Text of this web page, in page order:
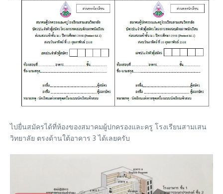
ไปยื่นสมัครได้ที่ห้องของสมาคมผู้ปกครองและครู โรงเรียนสามเสน
วิทยาลัย ตรงด้านใต้อาคาร 3 ได้เลยครับ